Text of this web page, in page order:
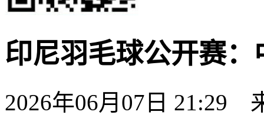
印尼羽毛球公开赛
2026年06月07日 21:29